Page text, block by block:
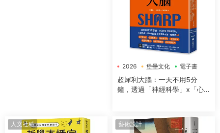
2026 堡壘文化 電子書
超犀利大腦：一天不用5分
鐘，透過「神經科學」x「心
讓大腦潛能發揮到極緻，變得
超犀利！
人文社科 藝術設計